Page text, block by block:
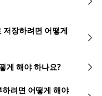
장하려면 어떻게
게 해야 하나요?
려면 어떻게 해야